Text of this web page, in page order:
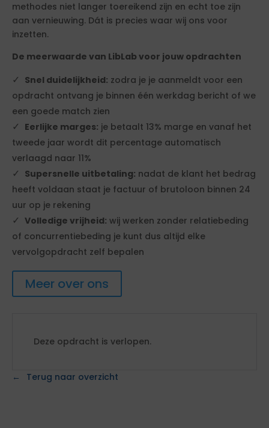
methodes niet langer toereikend zijn en echt toe zijn
aan vernieuwing. Dát is precies waar wij ons voor
inzetten.
De meerwaarde van LibLab voor jouw opdrachten
Snel duidelijkheid: zodra je je aanmeldt voor een
opdracht ontvang je binnen één werkdag bericht of we
een goede match zien
Eerlijke marges: je betaalt 13% marge en vanaf het
tweede jaar wordt dit percentage automatisch
verlaagd naar 11%
Supersnelle uitbetaling: nadat de klant het bedrag
heeft voldaan staat je factuur of brutoloon binnen 24
uur op je rekening
Volledige vrijheid: wij werken zonder relatiebeding
of concurrentiebeding je kunt dus altijd elke
vervolgopdracht zelf bepalen
Meer over ons
Deze opdracht is verlopen.
Terug naar overzicht